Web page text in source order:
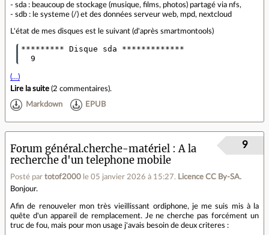
- sda : beaucoup de stockage (musique, films, photos) partagé via nfs,
- sdb : le systeme (/) et des données serveur web, mpd, nextcloud
L'état de mes disques est le suivant (d'après smartmontools)
********* Disque sda *************
  9
(…)
Lire la suite (2 commentaires).
Markdown EPUB
Forum général.cherche-matériel
A la
recherche d'un telephone mobile
Posté par totof2000 le 05 janvier 2026 à 15:27. Licence CC By‑SA.
9
Bonjour.
Afin de renouveler mon très vieillissant ordiphone, je me suis mis à la
quête d'un appareil de remplacement. Je ne cherche pas forcément un
truc de fou, mais pour mon usage j'avais besoin de deux criteres :